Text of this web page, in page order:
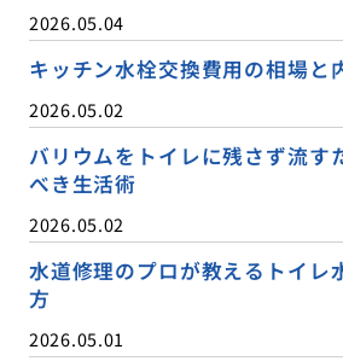
2026.05.04
キッチン水栓交換費用の相場と
2026.05.02
バリウムをトイレに残さず流す
べき生活術
2026.05.02
水道修理のプロが教えるトイレ
方
2026.05.01